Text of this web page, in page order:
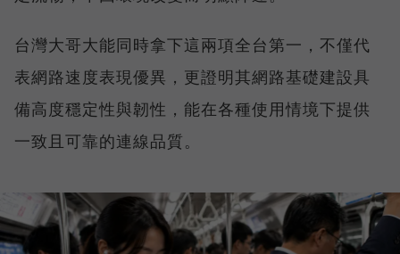
台灣大哥大能同時拿下這兩項全台第一，不僅代
表網路速度表現優異，更證明其網路基礎建設具
備高度穩定性與韌性，能在各種使用情境下提供
一致且可靠的連線品質。